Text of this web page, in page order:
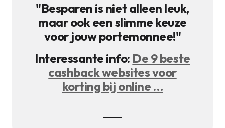
"Besparen is niet alleen leuk,
maar ook een slimme keuze
voor jouw portemonnee!"
Interessante info: De 9 beste
cashback websites voor
korting bij online …